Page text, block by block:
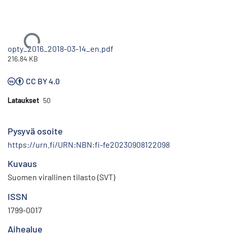
Ladataan...
opty_2016_2018-03-14_en.pdf
216.84 KB
CC BY 4.0
Lataukset 50
Pysyvä osoite
https://urn.fi/URN:NBN:fi-fe20230908122098
Kuvaus
Suomen virallinen tilasto (SVT)
ISSN
1799-0017
Aihealue